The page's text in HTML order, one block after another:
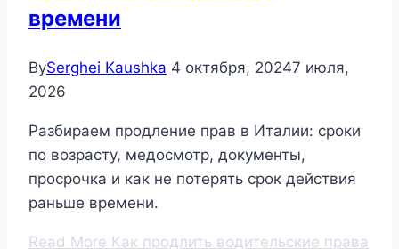
времени
BySerghei Kaushka 4 октября, 20247 июля,
2026
Разбираем продление прав в Италии: сроки
по возрасту, медосмотр, документы,
просрочка и как не потерять срок действия
раньше времени.
Read More Как продлить водительские права